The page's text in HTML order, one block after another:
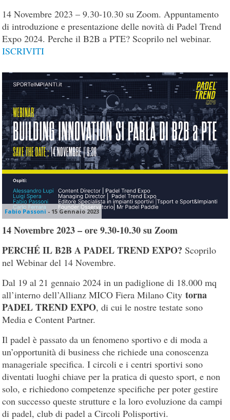
14 Novembre 2023 – 9.30-10.30 su Zoom. Appuntamento
di introduzione e presentazione delle novità di Padel Trend
Expo 2024. Perche il B2B a PTE? Scoprilo nel webinar.
ISCRIVITI
Fabio Passoni - 15 Gennaio 2023
14 Novembre 2023 – ore 9.30-10.30 su Zoom
PERCHÉ IL B2B A PADEL TREND EXPO? Scoprilo
nel Webinar del 14 Novembre.
Dal 19 al 21 gennaio 2024 in un padiglione di 18.000 mq
all’interno dell’Allianz MICO Fiera Milano Citytorna
PADEL TREND EXPO, di cui le nostre testate sono
Media e Content Partner.
Il padel è passato da un fenomeno sportivo e di moda a
un’opportunità di business che richiede una conoscenza
manageriale specifica. I circoli e i centri sportivi sono
diventati luoghi chiave per la pratica di questo sport, e non
solo, e richiedono competenze specifiche per poter gestire
con successo queste strutture e la loro evoluzione da campi
di padel, club di padel a Circoli Polisportivi.